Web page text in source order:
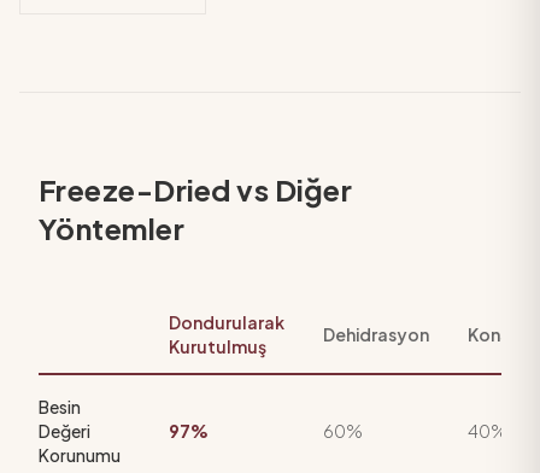
Freeze-Dried vs Diğer
Yöntemler
Dondurularak
Kurutulmuş
Dehidrasyon
Besin
Değeri
Korunumu
97% 60% 40%